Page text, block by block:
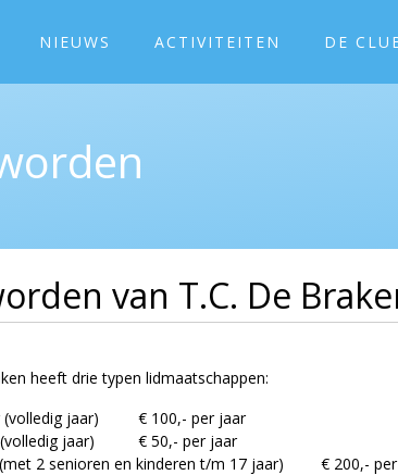
NIEUWS ACTIVITEITEN DE
van T.C. De
heeft drie typen lidmaatschappen:
(volledig jaar)
€ 100,- per jaar
jaar)
€ 50,- per jaar
2 senioren en kinderen t/m 17 jaar)
€ 200,-